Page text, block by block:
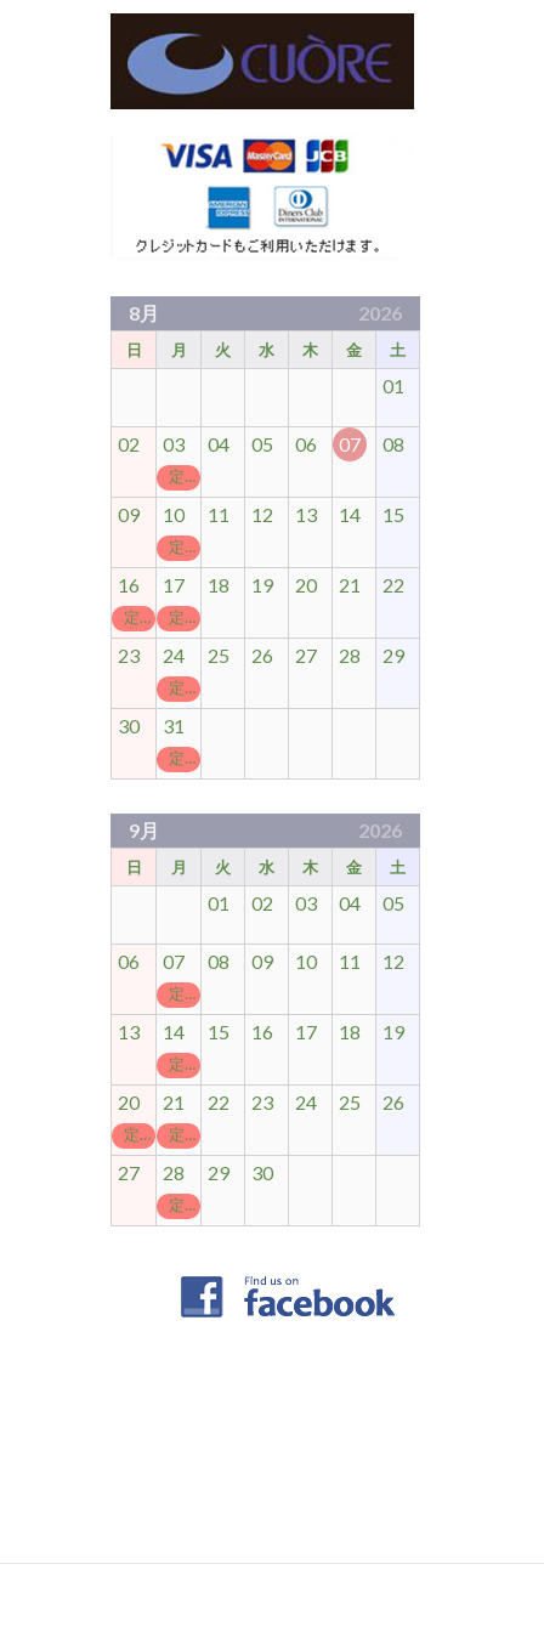
8月 2026
日 月 火 水 木 金 土
01
02 03
定休日
04 05 06 07 08
09 10
定休日
11 12 13 14 15
16
定休日
17
定休日
18 19 20 21 22
23 24
定休日
25 26 27 28 29
30 31
定休日
9月 2026
日 月 火 水 木 金 土
01 02 03 04 05
06 07
定休日
08 09 10 11 12
13 14
定休日
15 16 17 18 19
20
定休日
21
定休日
22 23 24 25 26
27 28
定休日
29 30